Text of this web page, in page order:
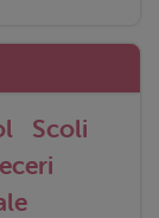
Scoli